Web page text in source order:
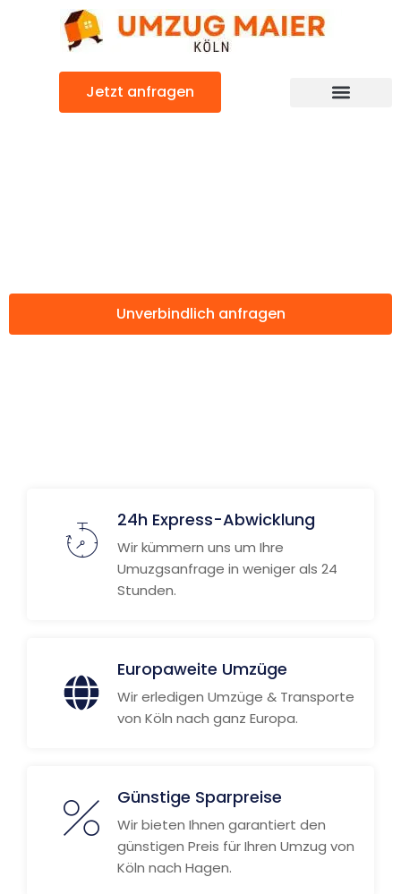
Jetzt anfragen
Unverbindlich anfragen
24h Express-Abwicklung
Wir kümmern uns um Ihre
Umuzgsanfrage in weniger als 24
Stunden.
Europaweite Umzüge
Wir erledigen Umzüge & Transporte
von Köln nach ganz Europa.
Günstige Sparpreise
Wir bieten Ihnen garantiert den
günstigen Preis für Ihren Umzug von
Köln nach Hagen.